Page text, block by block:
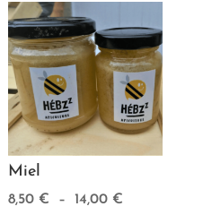
Miel
8,50 € – 14,00 €